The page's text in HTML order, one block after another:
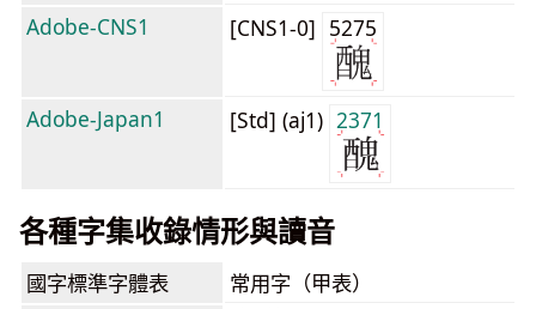
Adobe-CNS1
[CNS1-0] 5275
Adobe-Japan1 [Std] (aj1) 2371
各種字集收錄情形與讀音
國字標準字體表 常用字（甲表）